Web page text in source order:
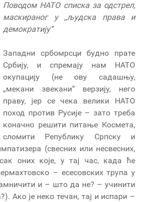
Поводом НАТО списка за одстрел,
маскираног у ,,људска права и
демократију’’
Западни србомрсци будно прате
Србију, и спремају нам НАТО
окупацију (не ову садашњу,
„мекани звекани“ верзију, него
праву, јер се чека велики НАТО
поход против Русије – зато треба
коначно решити питање Космета,
сломити Републику Српску и
(свесних или несвесних,
оних које, у тај час, када ће
– есесовских трупа у
и – што да не? – учинити
Ако је неко течан, тај и испари –